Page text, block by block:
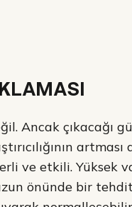
Ancak
ve etkili. Yüksek
önünde bir